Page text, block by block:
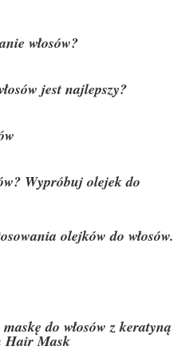
włosów?
jest najlepszy?
Wypróbuj olejek do
olejków do włosów.
do włosów z keratyną
Hair Mask